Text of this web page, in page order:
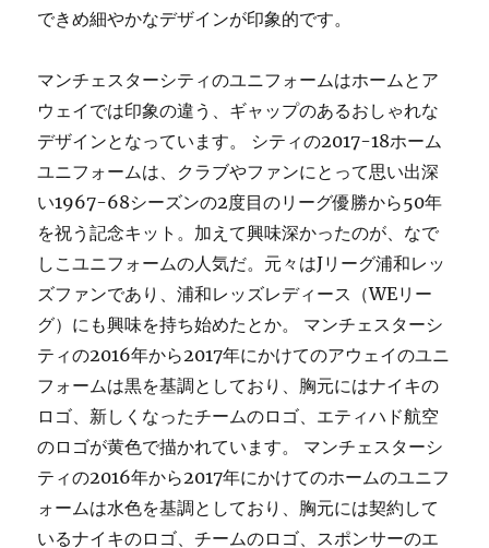
できめ細やかなデザインが印象的です。
マンチェスターシティのユニフォームはホームとア
ウェイでは印象の違う、ギャップのあるおしゃれな
デザインとなっています。 シティの2017-18ホーム
ユニフォームは、クラブやファンにとって思い出深
い1967-68シーズンの2度目のリーグ優勝から50年
を祝う記念キット。加えて興味深かったのが、なで
しこユニフォームの人気だ。元々はJリーグ浦和レッ
ズファンであり、浦和レッズレディース（WEリー
グ）にも興味を持ち始めたとか。 マンチェスターシ
ティの2016年から2017年にかけてのアウェイのユニ
フォームは黒を基調としており、胸元にはナイキの
ロゴ、新しくなったチームのロゴ、エティハド航空
のロゴが黄色で描かれています。 マンチェスターシ
ティの2016年から2017年にかけてのホームのユニフ
ォームは水色を基調としており、胸元には契約して
いるナイキのロゴ、チームのロゴ、スポンサーのエ